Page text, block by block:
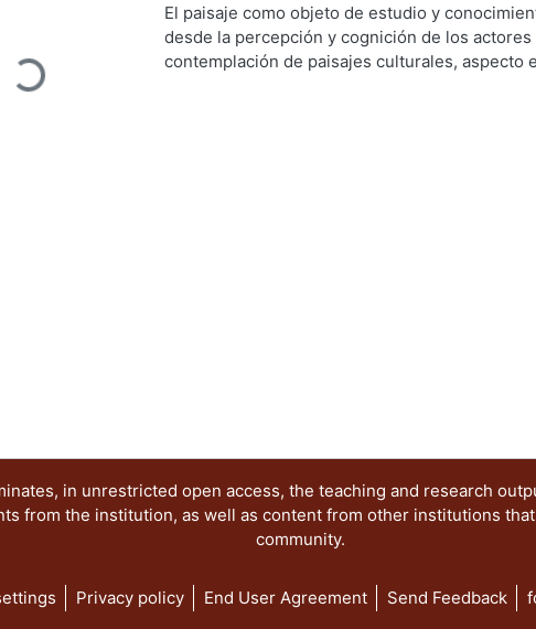
Loading...
Martínez Sánchez, Félix Alfonso;Hinojosa De
Navarrete, Armando;Quirarte Castañeda,
Bertruy, Ramona Isabel;Clavé Almeida,
El paisaje como objeto de estudio y
desde la percepción y cognición de los
contemplación de paisajes culturales, aspecto
in unrestricted open access, the teaching and research
from the institution, as well as content from other institutions
community.
Privacy policy End User Agreement Send Feedback